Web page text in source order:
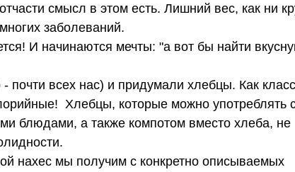
смысл в этом есть. Лишний вес, как ни
заболеваний.
Хлебцы, которые можно употреблять
блюдами, а также компотом вместо хлеба, не